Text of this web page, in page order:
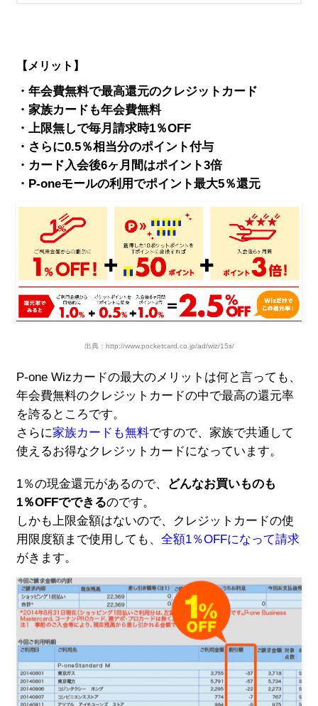
【メリット】
・年会費無料で最高還元のクレジットカード
・家族カードも年会費無料
・上限無しで毎月請求時1％OFF
・さらに0.5％相当分のポイント付与
・カード入会後6ヶ月間はポイント3倍
・P-oneモールの利用でポイント最大5％還元
出典：http://www.pocketcard.co.jp/ad/wiz/15s/
P-one Wizカードの最大のメリットは何と言っても、
年会費無料のクレジットカードの中で最高の還元率
を誇るところです。
さらに家族カードも無料ですので、家族で共通して
使えるお得なクレジットカードになっています。
1％の現金還元があるので、
どんなお買いものも
1％OFFでできるのです。
しかも上限金額はないので、クレジットカードの使
用限度額まで使用しても、 全額1％OFFになって請求
がきます。